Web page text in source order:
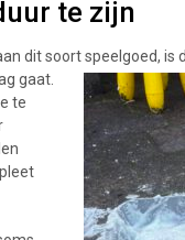
te zijn
dit soortspeelgoed, is
gaat.
te